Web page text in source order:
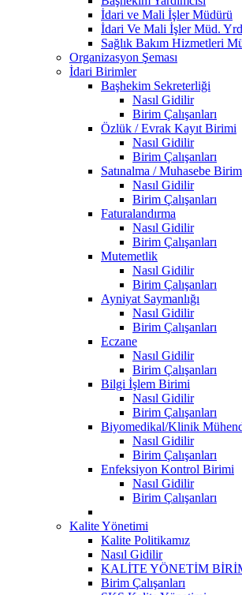
İdari ve Mali İşler Müdürü
İdari Ve Mali İşler Müd.
Sağlık Bakım Hizmetleri
Organizasyon Şeması
İdari Birimler
Başhekim Sekreterliği
Nasıl Gidilir
Birim Çalışanları
Özlük / Evrak Kayıt Birimi
Nasıl Gidilir
Birim Çalışanları
Satınalma / Muhasebe
Nasıl Gidilir
Birim Çalışanları
Faturalandırma
Nasıl Gidilir
Birim Çalışanları
Mutemetlik
Nasıl Gidilir
Birim Çalışanları
Ayniyat Saymanlığı
Nasıl Gidilir
Birim Çalışanları
Eczane
Nasıl Gidilir
Birim Çalışanları
Bilgi İşlem Birimi
Nasıl Gidilir
Birim Çalışanları
Biyomedikal/Klinik
Nasıl Gidilir
Birim Çalışanları
Enfeksiyon Kontrol Birimi
Nasıl Gidilir
Birim Çalışanları
Kalite Yönetimi
Kalite Politikamız
Nasıl Gidilir
KALİTE YÖNETİM
Birim Çalışanları